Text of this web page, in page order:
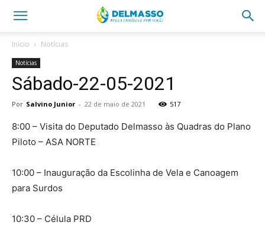
Início Notícias
Notícias
Sábado-22-05-2021
Por Salvino Junior - 22 de maio de 2021 517
8:00 – Visita do Deputado Delmasso às Quadras do Plano
Piloto – ASA NORTE
10:00 – Inauguração da Escolinha de Vela e Canoagem
para Surdos
10:30 – Célula PRD